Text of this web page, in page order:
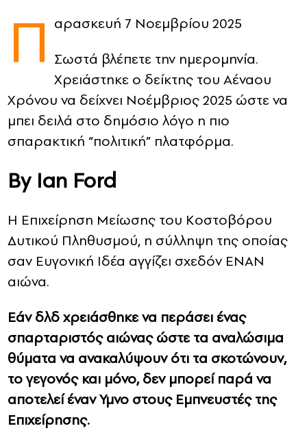
SPORTS
DIA Y NOCHE
ADVERTISE
Π αρασκευή 7 Νοεμβρίου 2025
Σωστά βλέπετε την ημερομηνία.
Χρειάστηκε ο δείκτης του Αέναου
Χρόνου να δείχνει Νοέμβριος 2025 ώστε να
μπει δειλά στο δημόσιο λόγο η πιο
σπαρακτική “πολιτική” πλατφόρμα.
Βy Ian Ford
Η Επιχείρηση Μείωσης του Κοστοβόρου
Δυτικού Πληθυσμού, η σύλληψη της οποίας
σαν Ευγονική Ιδέα αγγίζει σχεδόν ΕΝΑΝ
αιώνα.
Εάν δλδ χρειάσθηκε να περάσει ένας
σπαρταριστός αιώνας ώστε τα αναλώσιμα
θύματα να ανακαλύψουν ότι τα σκοτώνουν,
το γεγονός και μόνο, δεν μπορεί παρά να
αποτελεί έναν Υμνο στους Εμπνευστές της
Επιχείρησης.